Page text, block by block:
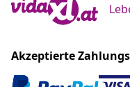
Akzeptierte